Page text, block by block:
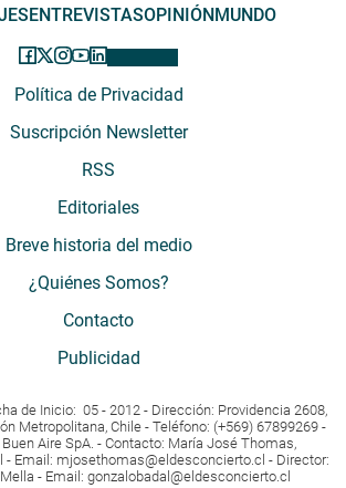
ENTREVISTASOPINIÓN MUNDO
Política de Privacidad
Suscripción Newsletter
RSS
Editoriales
Breve historia del medio
¿Quiénes Somos?
Contacto
Publicidad
de Inicio: 05 - 2012 - Dirección: Providencia 2608,
Metropolitana, Chile - Teléfono: (+569) 67899269 -
Aire SpA. - Contacto: María José Thomas,
- Email: mjosethomas@eldesconcierto.cl - Director:
- Email: gonzalobadal@eldesconcierto.cl